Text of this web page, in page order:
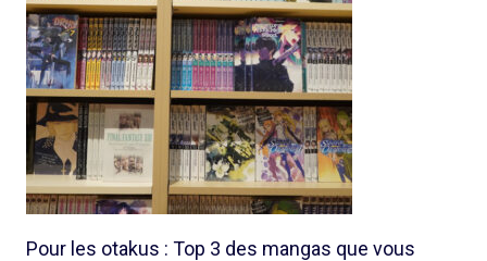
Pour les otakus : Top 3 des mangas que vous